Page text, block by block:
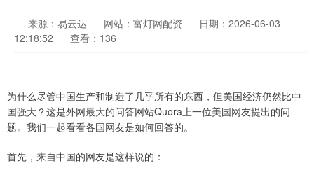
来源：易云达 网站：富灯网配资
日期：2026-06-03
12:18:52
查看：136
为什么尽管中国生产和制造了几乎所有的东西，但美国经济仍然比中
国强大？这是外网最大的问答网站Quora上一位美国网友提出的问
题。我们一起看看各国网友是如何回答的。
首先，来自中国的网友是这样说的：